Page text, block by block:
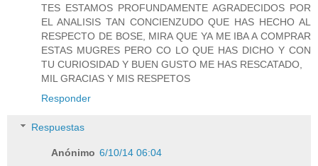
TES ESTAMOS PROFUNDAMENTE AGRADECIDOS POR
EL ANALISIS TAN CONCIENZUDO QUE HAS HECHO AL
RESPECTO DE BOSE, MIRA QUE YA ME IBA A COMPRAR
ESTAS MUGRES PERO CO LO QUE HAS DICHO Y CON
TU CURIOSIDAD Y BUEN GUSTO ME HAS RESCATADO,
MIL GRACIAS Y MIS RESPETOS
Responder
Respuestas
Anónimo 6/10/14 06:04